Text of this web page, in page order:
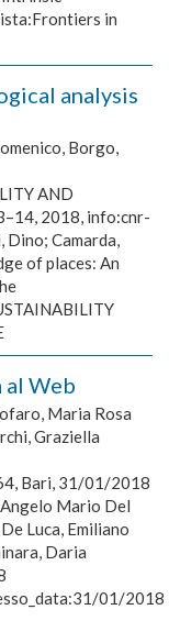
in
analysis
Borgo,
AND
2018, info:cnr-
Camarda,
of places: An
Web
Maria Rosa
Graziella
Bari, 31/01/2018
Mario Del
Luca, Emiliano
Daria
01/2018